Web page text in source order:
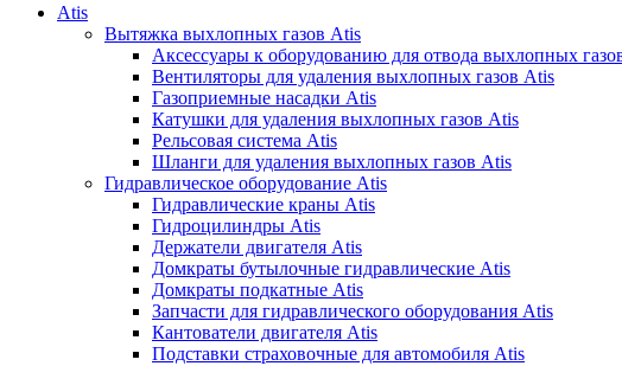
Atis
Вытяжка выхлопных газов Atis
Аксессуары к оборудованию для отвода выхлопных
Вентиляторы для удаления выхлопных газов Atis
Газоприемные насадки Atis
Катушки для удаления выхлопных газов Atis
Рельсовая система Atis
Шланги для удаления выхлопных газов Atis
Гидравлическое оборудование Atis
Гидравлические краны Atis
Гидроцилиндры Atis
Держатели двигателя Atis
Домкраты бутылочные гидравлические Atis
Домкраты подкатные Atis
Запчасти для гидравлического оборудования Atis
Кантователи двигателя Atis
Подставки страховочные для автомобиля Atis